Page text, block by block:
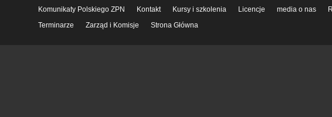
Komunikaty Polskiego ZPN
Kontakt Kursy i szkolenia Licencje media o nas
Terminarze
Zarząd i Komisje Strona Główna